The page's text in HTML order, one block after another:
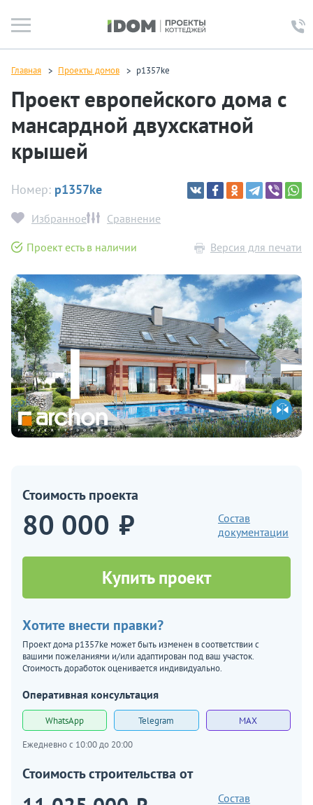
Главная Проекты домов p1357ke
Проект европейского дома с
мансардной двухскатной
крышей
Номер: p1357ke
Избранное Сравнение
Проект есть в наличии Версия для печати
Стоимость проекта
80 000 ₽
Состав
документации
Купить проект
Хотите внести правки?
Проект дома p1357ke может быть изменен в соответствии с
вашими пожеланиями и/или адаптирован под ваш участок.
Стоимость доработок оценивается индивидуально.
Оперативная консультация
WhatsApp Telegram MAX
Ежедневно с 10:00 до 20:00
Стоимость строительства от
Состав